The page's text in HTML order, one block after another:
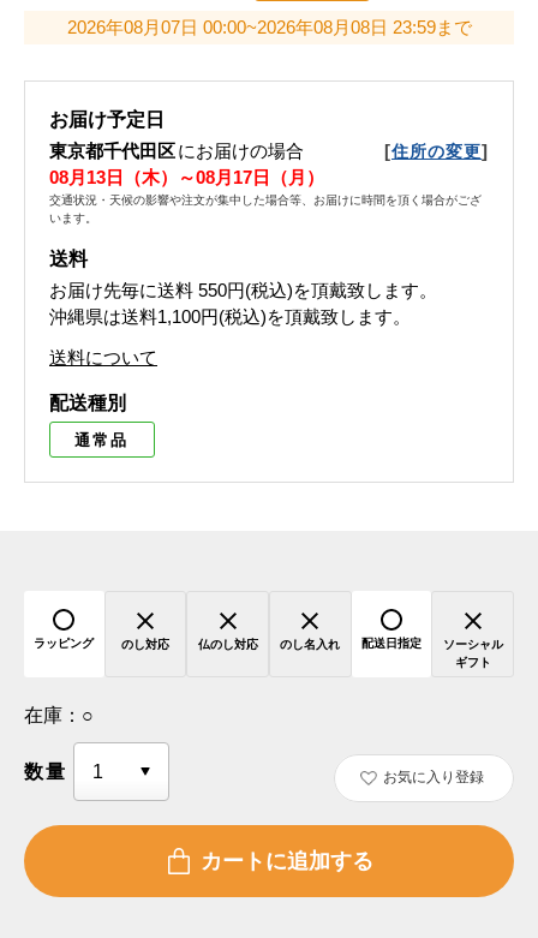
2026年08月07日 00:00~2026年08月08日 23:59まで
お届け予定日
東京都千代田区にお届けの場合 [住所の変更]
08月13日（木）～08月17日（月）
交通状況・天候の影響や注文が集中した場合等、お届けに時間を頂く場合がござ
います。
送料
お届け先毎に送料 550円(税込)を頂戴致します。
沖縄県は送料1,100円(税込)を頂戴致します。
送料について
配送種別
通常品
ラッピング のし対応 仏のし対応 のし名入れ 配送日指定
ソーシャル
ギフト
在庫： ○
数量 お気に入り登録